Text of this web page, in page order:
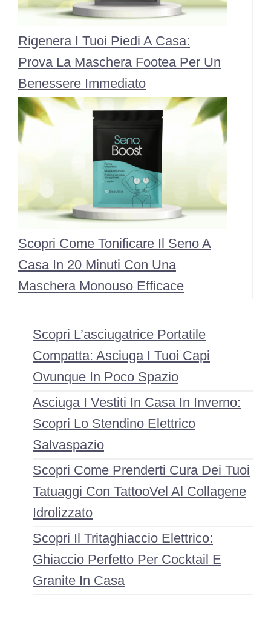
Rigenera I Tuoi Piedi A Casa:
Prova La Maschera Footea Per Un
Benessere Immediato
Scopri Come Tonificare Il Seno A
Casa In 20 Minuti Con Una
Maschera Monouso Efficace
Scopri L’asciugatrice Portatile
Compatta: Asciuga I Tuoi Capi
Ovunque In Poco Spazio
Asciuga I Vestiti In Casa In Inverno:
Scopri Lo Stendino Elettrico
Salvaspazio
Scopri Come Prenderti Cura Dei Tuoi
Tatuaggi Con TattooVel Al Collagene
Idrolizzato
Scopri Il Tritaghiaccio Elettrico:
Ghiaccio Perfetto Per Cocktail E
Granite In Casa